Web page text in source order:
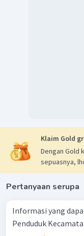
Klaim Gold
Dengan Gold
sepuasnya,
Pertanyaan serupa
Informasi yang
Penduduk